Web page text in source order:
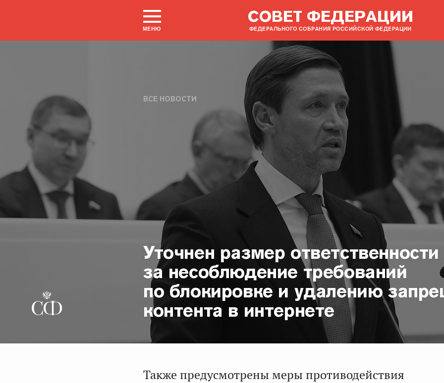
МЕНЮ
СОВЕТ ФЕДЕРАЦИИ
ФЕДЕРАЛЬНОГО СОБРАНИЯ РОССИЙСКОЙ ФЕДЕРАЦИИ
ВСЕ НОВОСТИ
Уточнен размер ответственности
за несоблюдение требований
по блокировке и удалению
контента в интернете
Также предусмотрены меры противодействия